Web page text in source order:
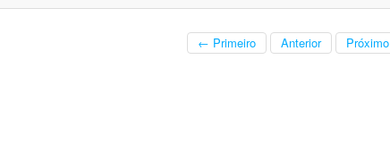
← Primeiro Anterior Próximo